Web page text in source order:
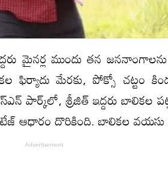
మైనర్ల ముందు తన జననాంగాలను
ఫిర్యాదు మేరకు, పోక్సో చట్టం
పార్క్‌లో, శ్రీజిత్‌ ఇద్దరు బాలికల
ఆధారం దొరికింది. బాలికల వయసు